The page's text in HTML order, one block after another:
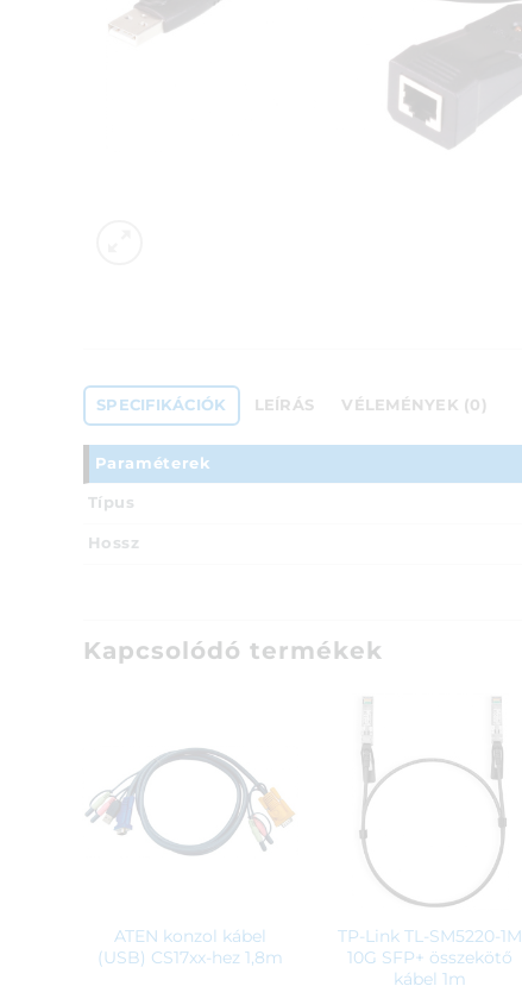
SPECIFIKÁCIÓK LEÍRÁS VÉLEMÉNYEK (0)
Paraméterek
Típus
Hossz
Kapcsolódó termékek
ATEN konzol kábel
(USB) CS17xx-hez 1,8m
TP-Link TL-SM5220-1M
10G SFP+ összekötő
kábel 1m